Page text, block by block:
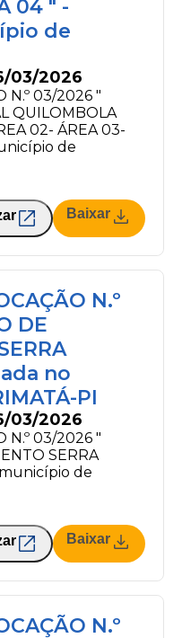
04 " -
de
03/2026
N.º 03/2026 "
QUILOMBOLA
02- ÁREA 03-
de
Baixar
N.º
DE
no
PI
03/2026
N.º 03/2026 "
SERRA
de
Baixar
N.º